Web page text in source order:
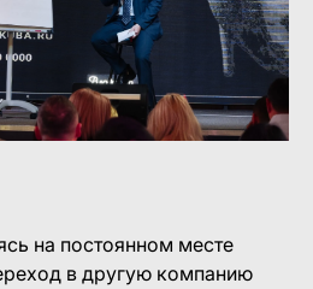
на постоянном месте
в другую компанию